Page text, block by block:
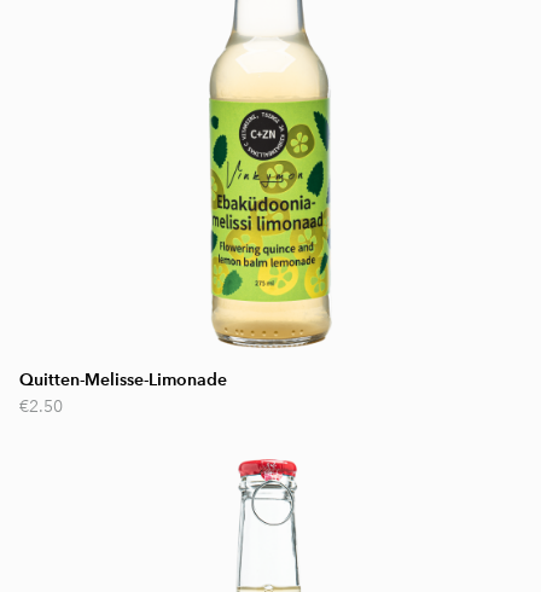
Quitten-Melisse-Limonade
€2.50